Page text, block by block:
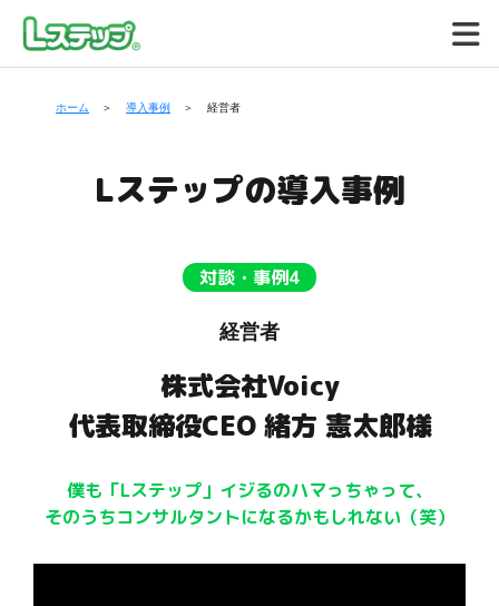
ホーム 導入事例 経営者
Lステップの導入事例
対談・事例4
経営者
株式会社Voicy
代表取締役CEO 緒方 憲太郎様
僕も「Lステップ」イジるのハマっちゃって、
そのうちコンサルタントになるかもしれない（笑）